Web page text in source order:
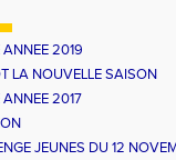
ANNEE 2019
LA NOUVELLE SAISON
ANNEE 2017
JEUNES DU 12